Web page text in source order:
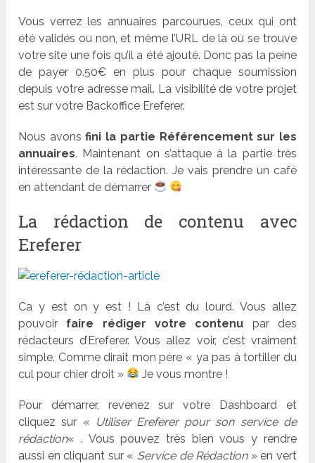
Vous verrez les annuaires parcourues, ceux qui ont
été validés ou non, et même l’URL de là où se trouve
votre site une fois qu’il a été ajouté. Donc pas la peine
de payer 0.50€ en plus pour chaque soumission
depuis votre adresse mail. La visibilité de votre projet
est sur votre Backoffice Ereferer.
Nous avons fini la partie Référencement sur les
annuaires. Maintenant on s’attaque à la partie très
intéressante de la rédaction. Je vais prendre un café
en attendant de démarrer
La rédaction de contenu avec
Ereferer
Ca y est on y est ! Là c’est du lourd. Vous allez
pouvoir faire rédiger votre contenu par des
rédacteurs d’Ereferer. Vous allez voir, c’est vraiment
simple. Comme dirait mon père « ya pas à tortiller du
cul pour chier droit »
Je vous montre !
Pour démarrer, revenez sur votre Dashboard et
cliquez sur « Utiliser Ereferer pour son service de
rédaction« . Vous pouvez très bien vous y rendre
aussi en cliquant sur « Service de Rédaction» en vert